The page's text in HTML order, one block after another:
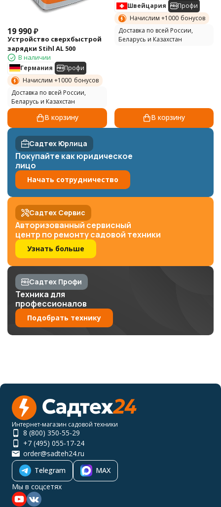
19 990₽
Устройство сверхбыстрой
зарядки Stihl AL 500
В наличии
Германия
Профи
Начислим +1000 бонусов
Доставка по всей России,
Беларусь и Казахстан
В корзину
Швейцария
Профи
Начислим +1000 бонусов
Доставка по всей России,
Беларусь и Казахстан
В корзину
Садтех Юрлица
Покупайте как юридическое
лицо
Начать сотрудничество
Садтех Сервис
Авторизованный сервисный
центр по ремонту садовой техники
Узнать больше
Садтех Профи
Техника для
профессионалов
Подобрать технику
Интернет-магазин садовой техники
8 (800) 350-55-29
+7 (495) 055-17-24
order@sadteh24.ru
Telegram
MAX
Мы в соцсетях